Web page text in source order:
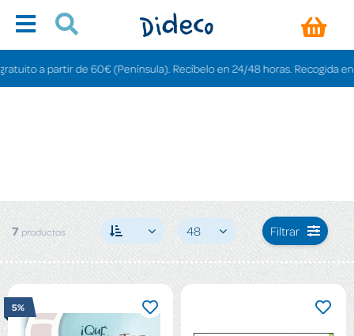
a partir de 60€ (Península). Recíbelo en 24/48 horas. Recogida en
7productos 48 Filtrar
5%